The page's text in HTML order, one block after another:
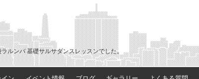
ルンバ 基礎サルサダンスレッスンでした。